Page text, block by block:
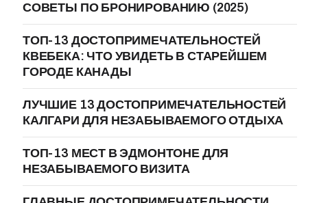
СОВЕТЫ ПО БРОНИРОВАНИЮ (2025)
ТОП-13 ДОСТОПРИМЕЧАТЕЛЬНОСТЕЙ
КВЕБЕКА: ЧТО УВИДЕТЬ В СТАРЕЙШЕМ
ГОРОДЕ КАНАДЫ
ЛУЧШИЕ 13 ДОСТОПРИМЕЧАТЕЛЬНОСТЕЙ
КАЛГАРИ ДЛЯ НЕЗАБЫВАЕМОГО ОТДЫХА
ТОП-13 МЕСТ В ЭДМОНТОНЕ ДЛЯ
НЕЗАБЫВАЕМОГО ВИЗИТА